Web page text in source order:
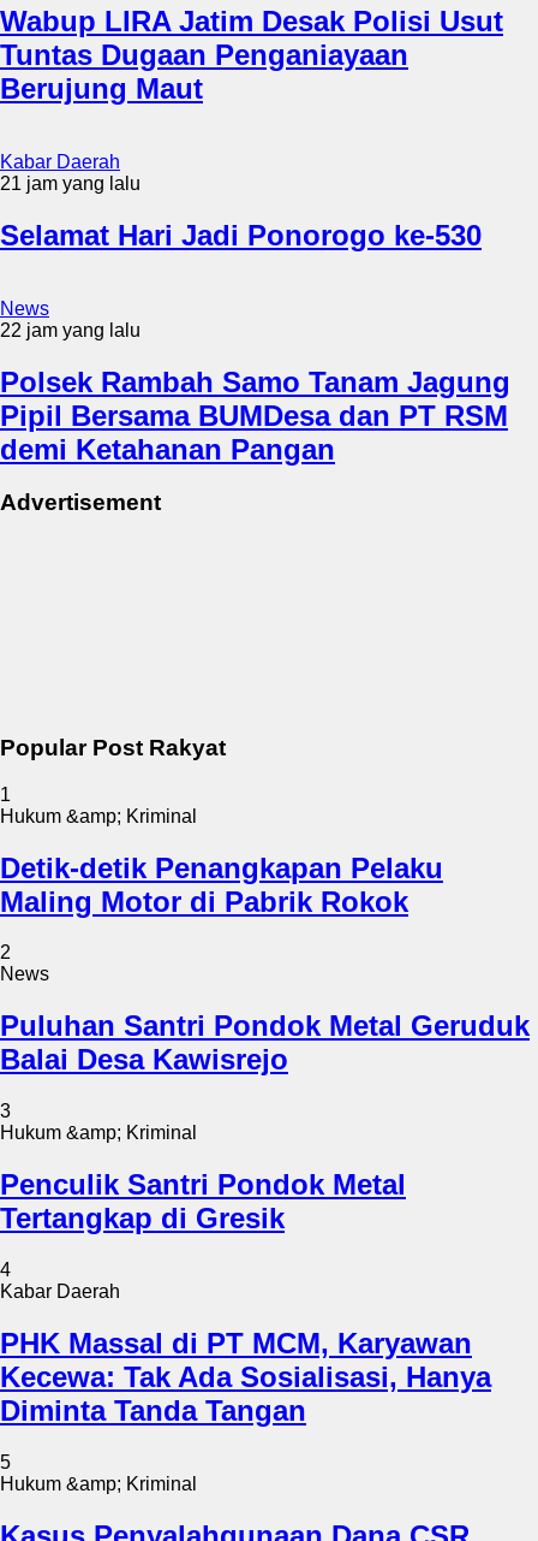
Wabup LIRA Jatim Desak Polisi Usut
Tuntas Dugaan Penganiayaan
Berujung Maut
Kabar Daerah
21 jam yang lalu
Selamat Hari Jadi Ponorogo ke-530
News
22 jam yang lalu
Polsek Rambah Samo Tanam Jagung
Pipil Bersama BUMDesa dan PT RSM
demi Ketahanan Pangan
Advertisement
Popular Post Rakyat
1
Hukum &amp; Kriminal
Detik-detik Penangkapan Pelaku
Maling Motor di Pabrik Rokok
2
News
Puluhan Santri Pondok Metal Geruduk
Balai Desa Kawisrejo
3
Hukum &amp; Kriminal
Penculik Santri Pondok Metal
Tertangkap di Gresik
4
Kabar Daerah
PHK Massal di PT MCM, Karyawan
Kecewa: Tak Ada Sosialisasi, Hanya
Diminta Tanda Tangan
5
Hukum &amp; Kriminal